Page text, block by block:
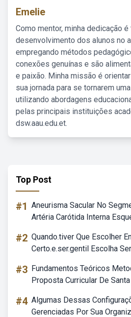
Emelie
Como mentor, minha dedicação é
desenvolvimento dos alunos no
empregando métodos
conexões genuínas e são
e paixão. Minha missão é
sua jornada para se tornarem
utilizando abordagens
pelas principais instituições
dsw.aau.edu.et.
Top Post
#1 Aneurisma Sacular No
Artéria Carótida Interna
#2 Quando.tiver Que Escolher
Certo.e.ser.gentil Escolha
#3 Fundamentos Teóricos
Proposta Curricular De Santa
#4 Algumas Dessas
Gerenciadas Por Sua